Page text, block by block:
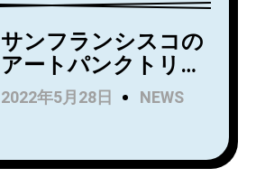
ューアルバム
『Household
Name』を7月にリリ
ース！Wet LegのUS
公演でオープニング
ツアーのオープニン
サンフランシスコの
アートパンクトリオ
Rip Roomが、
Spartan Recordsよ
LP『Alight and
2022年5月28日 NEWS